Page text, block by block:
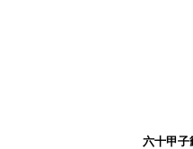
六十甲子